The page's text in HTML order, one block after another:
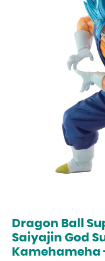
Dragon Ball
Saiyajin God
Kamehameha